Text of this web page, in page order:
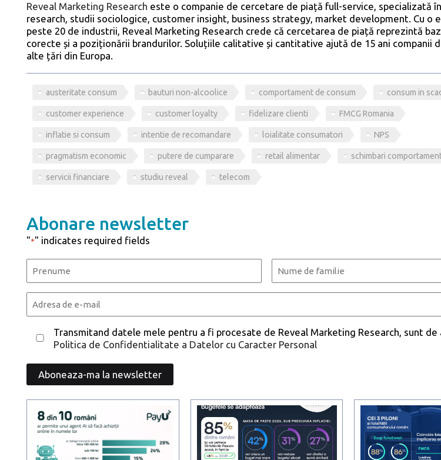
Reveal Marketing Research este o companie de cercetare de piață full-service, specializată
research, studii sociologice, customer insight, business strategy, market development. Cu o
peste 20 de industrii, Reveal Marketing Research crede că cercetarea de piață reprezintă
corecte și a poziționării brandurilor. Soluțiile calitative și cantitative ajută de 15 ani companii
alte țări din Europa.
austeritate consum bauturi non-alcoolice comportament de consum consum in
customer experience customer loyalty fidelizare clienti FMCG Romania
inflatie si consum intentie de recomandare loialitate consumatori NPS
pragmatism economic putere de cumparare retail alimentar schimbari
servicii financiare studiu reveal telecom
Abonare newsletter
"*" indicates required fields
First Last
ConsentTransmitand datele mele pentru a fi procesate de Reveal Marketing Research, sunt de
Politica de Confidentialitate a Datelor cu Caracter Personal